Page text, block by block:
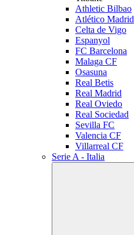
Athletic Bilbao
Atlético Madrid
Celta de Vigo
Espanyol
FC Barcelona
Malaga CF
Osasuna
Real Betis
Real Madrid
Real Oviedo
Real Sociedad
Sevilla FC
Valencia CF
Villarreal CF
Serie A - Italia